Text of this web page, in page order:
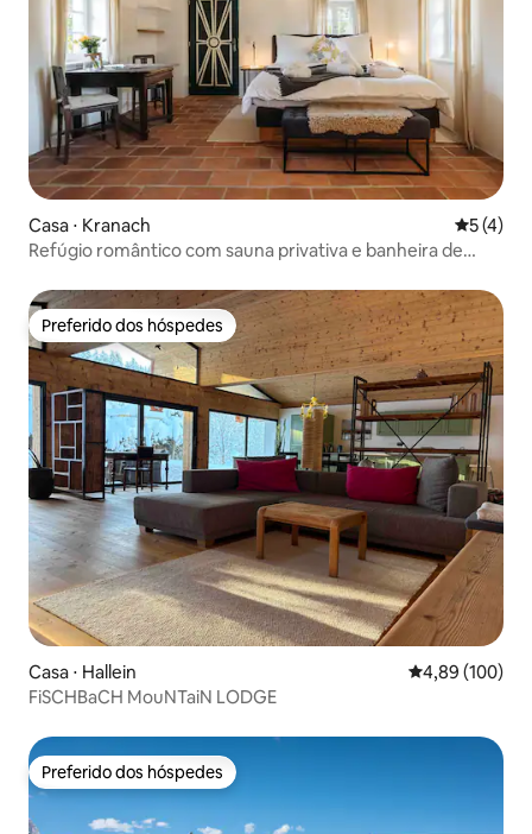
Casa ⋅ Kranach 5 de
5 (4)
Refúgio romântico com sauna privativa e banheira de
Preferido dos hóspedes
Preferido dos hóspedes
Casa ⋅ Hallein 4,89 de uma
4,89 (100)
FiSCHBaCH MouNTaiN LODGE
Preferido dos hóspedes
Preferido dos hóspedes